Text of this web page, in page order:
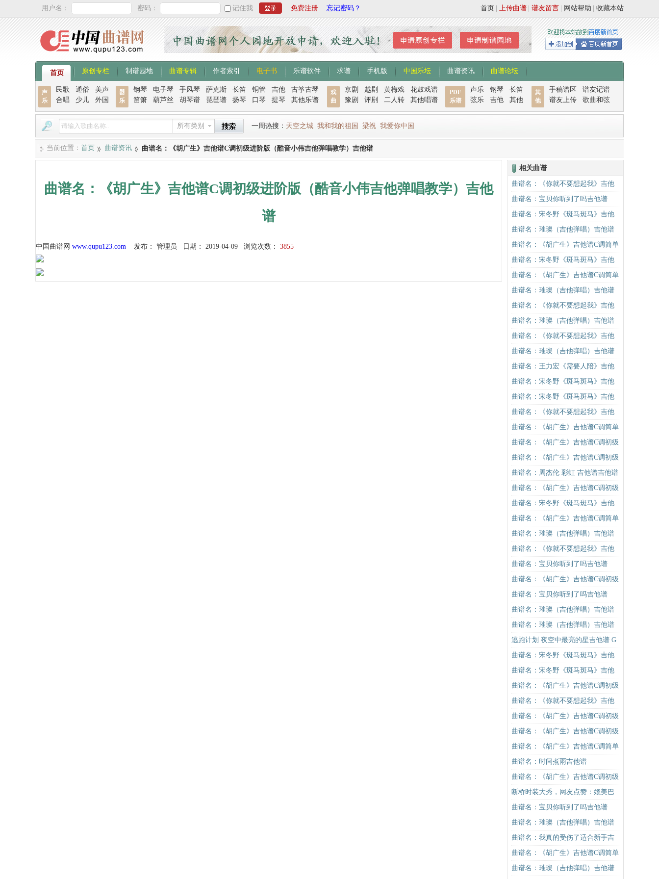
用户名： 密码： 记住我 免费注册 忘记密码？ 收藏本站
网站帮助
谱友留言
上传曲谱
首页
首页 原创专栏 制谱园地 曲谱专辑 作者索引 电子书 乐谱软件 求谱 手机版 中国乐坛 曲谱资讯 曲谱论坛
声
乐
民歌 通俗
美声
合唱
少儿 外国
器
乐
钢琴 电子琴 手风琴 萨克斯 长笛 铜管 吉他
古筝古琴
笛箫
葫芦丝 胡琴谱 琵琶谱 扬琴 口琴 提琴 其他乐谱
戏
曲
京剧 越剧 黄梅戏
花鼓戏谱
豫剧
评剧 二人转 其他唱谱
PDF
乐谱
声乐 钢琴
长笛
弦乐
吉他 其他
其
他
手稿谱区
谱友记谱
谱友上传
歌曲和弦
所有类别 一周热搜： 天空之城 我和我的祖国 梁祝 我爱你中国
当前位置： 首页 曲谱资讯 曲谱名：《胡广生》吉他谱C调初级进阶版（酷音小伟吉他弹唱教学）吉他谱
曲谱名：《胡广生》吉他谱C调初级进阶版（酷音小伟吉他弹唱教学）吉他
谱
中国曲谱网 www.qupu123.com 发布： 管理员 日期： 2019-04-09 浏览次数： 3855
相关曲谱
曲谱名：《你就不要想起我》吉他
谱C调简单版吉他谱
曲谱名：宝贝你听到了吗吉他谱
曲谱名：宋冬野《斑马斑马》吉他
谱G调初级进阶版（酷音小伟吉他教
学）吉他谱
曲谱名：璀璨（吉他弹唱）吉他谱
曲谱名：《胡广生》吉他谱C调简单
版（酷音小伟吉他弹唱教学）吉他
谱
曲谱名：宋冬野《斑马斑马》吉他
谱C调简单版（酷音小伟吉他教学）
吉他谱
曲谱名：《胡广生》吉他谱C调简单
版（酷音小伟吉他弹唱教学）吉他
谱
曲谱名：璀璨（吉他弹唱）吉他谱
曲谱名：《你就不要想起我》吉他
谱C调简单版吉他谱
曲谱名：璀璨（吉他弹唱）吉他谱
曲谱名：《你就不要想起我》吉他
谱C调简单版吉他谱
曲谱名：璀璨（吉他弹唱）吉他谱
曲谱名：王力宏《需要人陪》吉他
谱C调原版（酷音小伟吉他教学）吉
他谱
曲谱名：宋冬野《斑马斑马》吉他
谱C调简单版（酷音小伟吉他教学）
吉他谱
曲谱名：宋冬野《斑马斑马》吉他
谱C调简单版（酷音小伟吉他教学）
吉他谱
曲谱名：《你就不要想起我》吉他
谱C调简单版吉他谱
曲谱名：《胡广生》吉他谱C调简单
版（酷音小伟吉他弹唱教学）吉他
谱
曲谱名：《胡广生》吉他谱C调初级
进阶版（酷音小伟吉他弹唱教学）
吉他谱
曲谱名：《胡广生》吉他谱C调初级
进阶版（酷音小伟吉他弹唱教学）
吉他谱
曲谱名：周杰伦 彩虹 吉他谱吉他谱
曲谱名：《胡广生》吉他谱C调初级
进阶版（酷音小伟吉他弹唱教学）
吉他谱
曲谱名：宋冬野《斑马斑马》吉他
谱G调初级进阶版（酷音小伟吉他教
学）吉他谱
曲谱名：《胡广生》吉他谱C调简单
版（酷音小伟吉他弹唱教学）吉他
谱
曲谱名：璀璨（吉他弹唱）吉他谱
曲谱名：《你就不要想起我》吉他
谱C调简单版吉他谱
曲谱名：宝贝你听到了吗吉他谱
曲谱名：《胡广生》吉他谱C调初级
进阶版（酷音小伟吉他弹唱教学）
吉他谱
曲谱名：宝贝你听到了吗吉他谱
曲谱名：璀璨（吉他弹唱）吉他谱
曲谱名：璀璨（吉他弹唱）吉他谱
逃跑计划 夜空中最亮的星吉他谱 G
调扫弦版
曲谱名：宋冬野《斑马斑马》吉他
谱G调初级进阶版（酷音小伟吉他教
学）吉他谱
曲谱名：宋冬野《斑马斑马》吉他
谱C调简单版（酷音小伟吉他教学）
吉他谱
曲谱名：《胡广生》吉他谱C调初级
进阶版（酷音小伟吉他弹唱教学）
吉他谱
曲谱名：《你就不要想起我》吉他
谱C调简单版吉他谱
曲谱名：《胡广生》吉他谱C调初级
进阶版（酷音小伟吉他弹唱教学）
吉他谱
曲谱名：《胡广生》吉他谱C调初级
进阶版（酷音小伟吉他弹唱教学）
吉他谱
曲谱名：《胡广生》吉他谱C调简单
版（酷音小伟吉他弹唱教学）吉他
谱
曲谱名：时间煮雨吉他谱
曲谱名：《胡广生》吉他谱C调初级
进阶版（酷音小伟吉他弹唱教学）
吉他谱
断桥时装大秀，网友点赞：媲美巴
黎时装周
曲谱名：宝贝你听到了吗吉他谱
曲谱名：璀璨（吉他弹唱）吉他谱
曲谱名：我真的受伤了适合新手吉
他谱
曲谱名：《胡广生》吉他谱C调简单
版（酷音小伟吉他弹唱教学）吉他
曲谱名：璀璨（吉他弹唱）吉他谱